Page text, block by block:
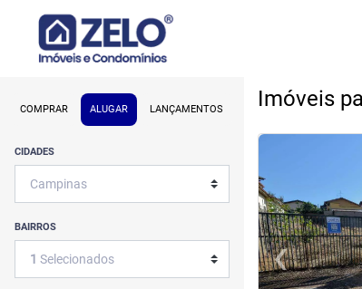
COMPRAR ALUGAR LANÇAMENTOS
CIDADES
BAIRROS
1 Selecionados
Imóveis
<
‹Previous